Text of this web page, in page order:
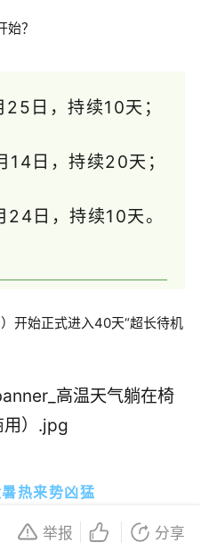
？
日，持续10天；
日，持续20天；
日，持续10天。
开始正式进入40天“超长待机
热来势凶猛
潮湿闷热的日子，“暑、湿、
举报 分享